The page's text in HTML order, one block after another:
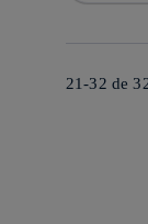
21-32 de